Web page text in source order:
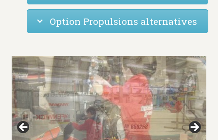
Option Propulsions alternatives